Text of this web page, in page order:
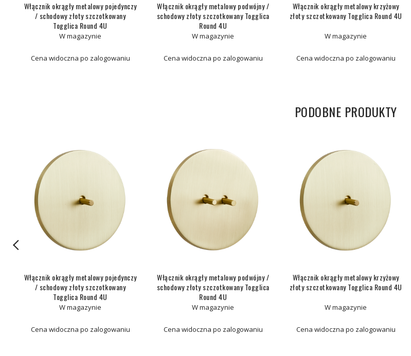
Włącznik okrągły metalowy pojedynczy
/ schodowy złoty szczotkowany
Togglica Round 4U
W magazynie
Cena widoczna po zalogowaniu
Włącznik okrągły metalowy podwójny /
schodowy złoty szczotkowany Togglica
Round 4U
W magazynie
Cena widoczna po zalogowaniu
Włącznik okrągły metalowy krzyżowy
złoty szczotkowany Togglica Round 4U
W magazynie
Cena widoczna po zalogowaniu
PODOBNE PRODUKTY
Włącznik okrągły metalowy pojedynczy
/ schodowy złoty szczotkowany
Togglica Round 4U
W magazynie
Cena widoczna po zalogowaniu
Włącznik okrągły metalowy podwójny /
schodowy złoty szczotkowany Togglica
Round 4U
W magazynie
Cena widoczna po zalogowaniu
Włącznik okrągły metalowy krzyżowy
złoty szczotkowany Togglica Round 4U
W magazynie
Cena widoczna po zalogowaniu